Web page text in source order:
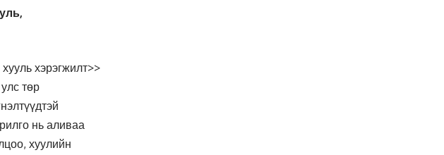
хэрэгжилт>>
төр
нь аливаа
хуулийн